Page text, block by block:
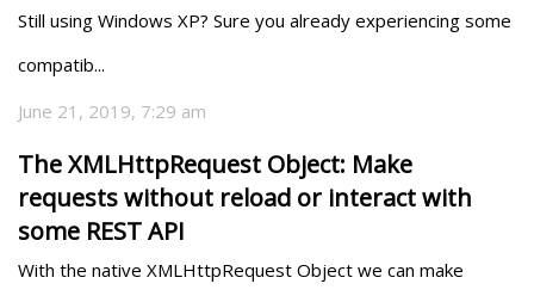
Still using Windows XP? Sure you already experiencing some
compatib...
June 21, 2019, 7:29 am
The XMLHttpRequest Object: Make
requests without reload or interact with
some REST API
With the native XMLHttpRequest Object we can make